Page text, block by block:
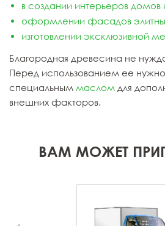
в создании интерьеров домов
оформлении фасадов
изготовлении эксклюзивной
Благородная древесина не
Перед использованием ее
специальным маслом для
внешних факторов.
ВАМ МОЖЕТ